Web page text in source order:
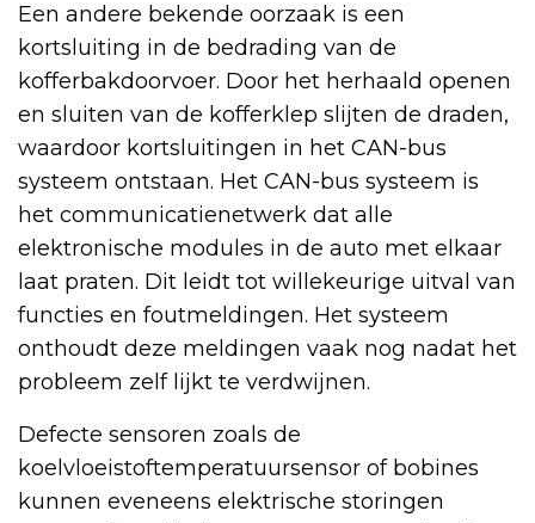
Een andere bekende oorzaak is een
kortsluiting in de bedrading van de
kofferbakdoorvoer. Door het herhaald openen
en sluiten van de kofferklep slijten de draden,
waardoor kortsluitingen in het CAN-bus
systeem ontstaan. Het CAN-bus systeem is
het communicatienetwerk dat alle
elektronische modules in de auto met elkaar
laat praten. Dit leidt tot willekeurige uitval van
functies en foutmeldingen. Het systeem
onthoudt deze meldingen vaak nog nadat het
probleem zelf lijkt te verdwijnen.
Defecte sensoren zoals de
koelvloeistoftemperatuursensor of bobines
kunnen eveneens elektrische storingen